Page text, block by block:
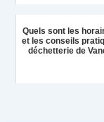
Quels sont les
et les conseils
déchetterie de